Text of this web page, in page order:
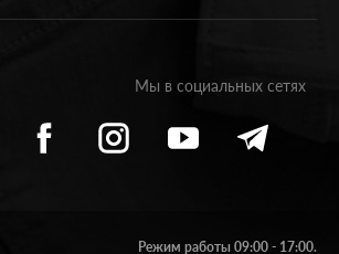
Мы в социальных сетях
Режим работы 09:00 - 17:00.